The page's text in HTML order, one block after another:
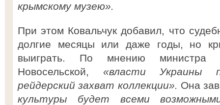
крымскому музею».
При этом Ковальчук добавил, что
долгие месяцы или даже годы, но
выиграть. По мнению министра
Новосельской, «власти Украины
рейдерский захват коллекции». Она
культуры будет всеми